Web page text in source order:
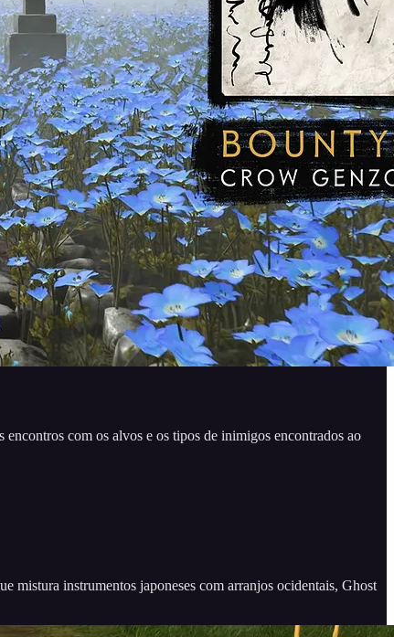
com os alvos e os tipos de inimigos encontrados ao
mistura instrumentos japoneses com arranjos ocidentais, Ghost